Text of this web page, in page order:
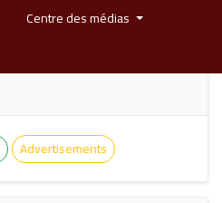
Centre des médias
Advertisements